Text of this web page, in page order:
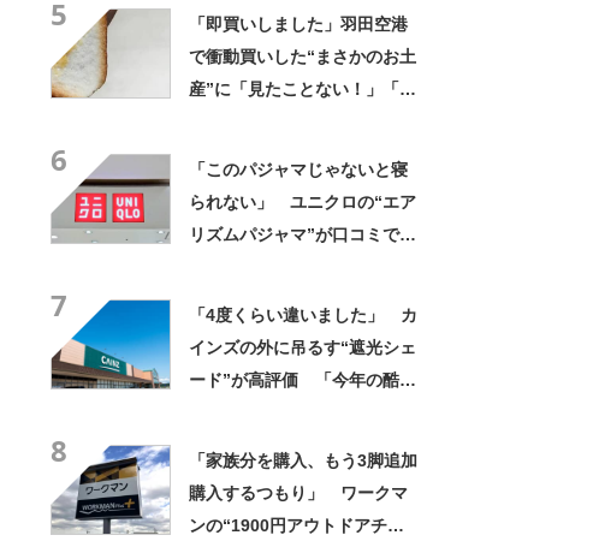
5
「即買いしました」羽田空港
で衝動買いした“まさかのお土
産”に「見たことない！」「み
6
「このパジャマじゃないと寝
られない」 ユニクロの“エア
リズムパジャマ”が口コミで好
7
「4度くらい違いました」 カ
インズの外に吊るす“遮光シェ
ード”が高評価 「今年の酷暑
8
「家族分を購入、もう3脚追加
購入するつもり」 ワークマ
ンの“1900円アウトドアチェ